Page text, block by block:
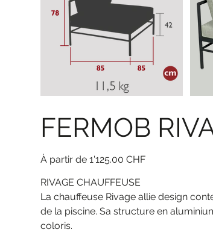
FERMOB
À partir de Prix
1'125.00 CHF
RIVAGE CHAUFFEUSE
La chauffeuse Rivage allie design
de la piscine. Sa structure en
coloris.